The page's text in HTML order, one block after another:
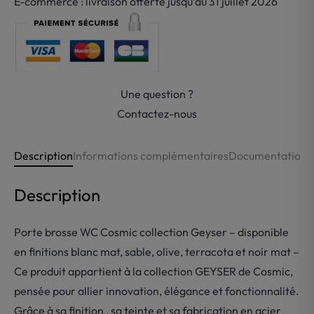
brosse
acier
inoxydable
Une question ?
Contactez-nous
DescriptionInformations complémentairesDocumentations
Description
Porte brosse WC Cosmic collection Geyser – disponible
en finitions blanc mat, sable, olive, terracota et noir mat –
Ce produit appartient à la collection GEYSER de Cosmic,
pensée pour allier innovation, élégance et fonctionnalité.
Grâce à sa finition , sa teinte et sa fabrication en acier